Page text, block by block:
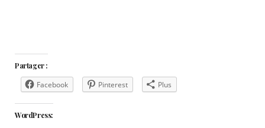
Partager :
Facebook Pinterest Plus
WordPress: